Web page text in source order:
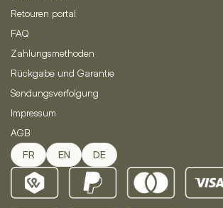
Retouren portal
FAQ
Zahlungsmethoden
Rückgabe und Garantie
Sendungsverfolgung
Impressum
AGB
FR EN DE